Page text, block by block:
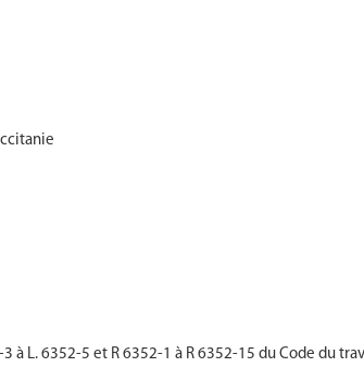
L. 6352-5 et R 6352-1 à R 6352-15 du Code du